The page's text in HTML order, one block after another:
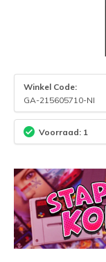
Winkel Code:
GA-215605710-NI
Voorraad: 1